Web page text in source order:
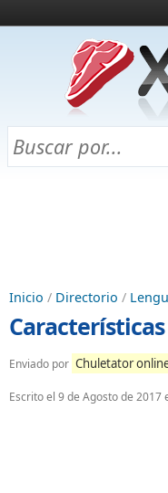
¿Qué es esto?
Directorio
Chuletas para exámenes
Inicio / Directorio /
Enviado por Chuletator
Escrito el 9 de Agosto de 2017